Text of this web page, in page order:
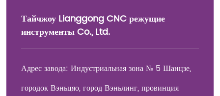
Тайчжоу Lianggong CNC режущие
инструменты Co., Ltd.
Адрес завода: Индустриальная зона № 5 Шанцзе,
городок Вэньцяо, город Вэньлинг, провинция